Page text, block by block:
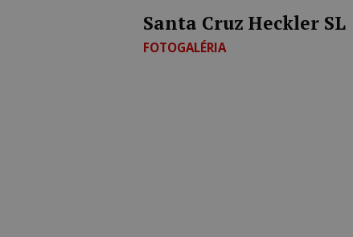
Santa Cruz Heckler SL
FOTOGALÉRIA